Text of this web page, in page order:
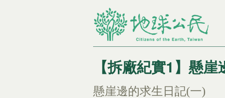
【拆廠紀實1】懸
懸崖邊的求生日記(一)